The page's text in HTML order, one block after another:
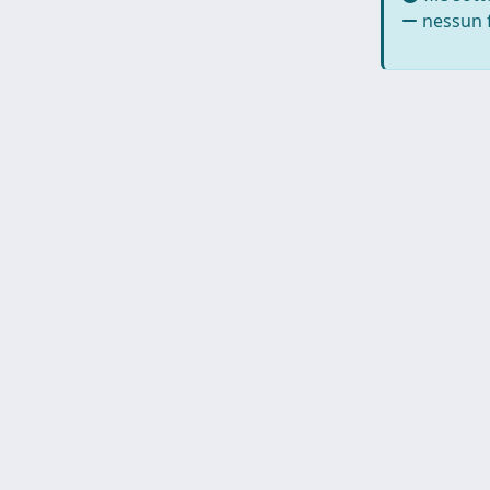
nessun